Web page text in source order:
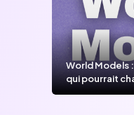
World Models
qui pourrait